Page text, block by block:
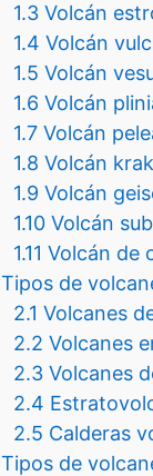
1.3 Volcán
1.4 Volcán
1.5 Volcán
1.6 Volcán
1.7 Volcán
1.8 Volcán
1.9 Volcán
1.10 Volcán
1.11 Volcán de
Tipos de
2.1 Volcanes
2.2 Volcanes
2.3 Volcanes
2.4
2.5 Calderas
Tipos de